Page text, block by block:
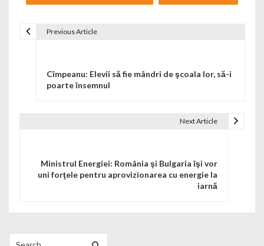
Previous Article
Cîmpeanu: Elevii să fie mândri de şcoala lor, să-i
poarte însemnul
Next Article
Ministrul Energiei: România şi Bulgaria îşi vor
uni forţele pentru aprovizionarea cu energie la
iarnă